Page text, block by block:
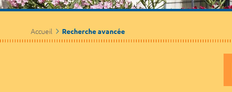
Accueil Recherche avancée